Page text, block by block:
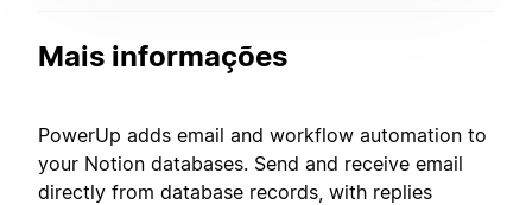
Mais informações
PowerUp adds email and workflow automation to
your Notion databases. Send and receive email
directly from database records, with replies